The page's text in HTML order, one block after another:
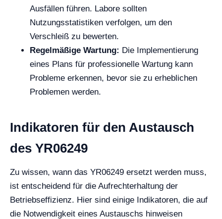
Ausfällen führen. Labore sollten
Nutzungsstatistiken verfolgen, um den
Verschleiß zu bewerten.
Regelmäßige Wartung: Die Implementierung
eines Plans für professionelle Wartung kann
Probleme erkennen, bevor sie zu erheblichen
Problemen werden.
Indikatoren für den Austausch
des YR06249
Zu wissen, wann das YR06249 ersetzt werden muss,
ist entscheidend für die Aufrechterhaltung der
Betriebseffizienz. Hier sind einige Indikatoren, die auf
die Notwendigkeit eines Austauschs hinweisen